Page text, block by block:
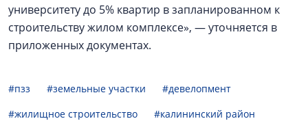
университету до 5% квартир в запланированном к
строительству жилом комплексе», — уточняется в
приложенных документах.
#пзз #земельные участки
#девелопмент
#жилищное строительство
#калининский район